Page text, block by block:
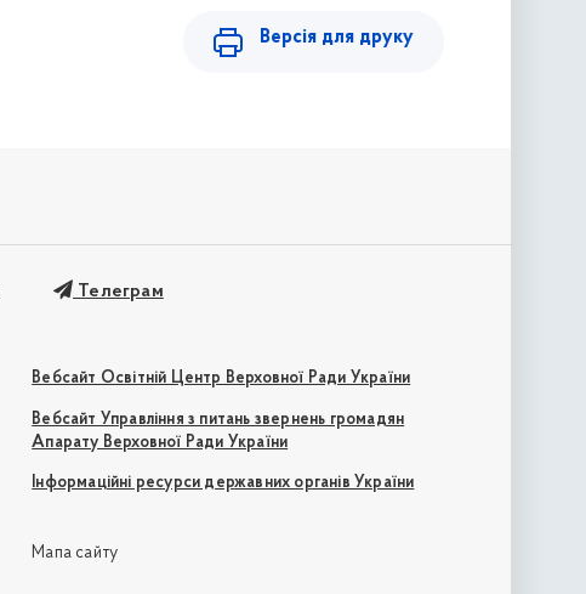
Версія для друку
Телеграм
Вебсайт Освітній Центр Верховної Ради України
Вебсайт Управління з питань звернень громадян
Апарату Верховної Ради України
Інформаційні ресурси державних органів України
Мапа сайту